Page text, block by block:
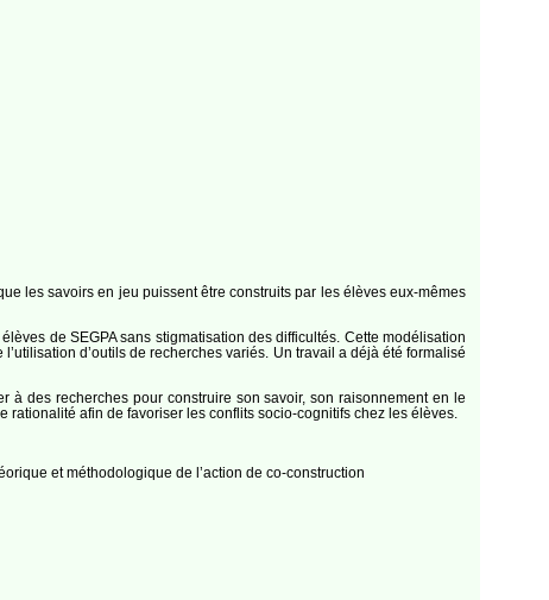
les savoirs en jeu puissent être construits par les élèves eux-mêmes
de SEGPA sans stigmatisation des difficultés. Cette modélisation
d’outils de recherches variés. Un travail a déjà été formalisé
à des recherches pour construire son savoir, son raisonnement en le
afin de favoriser les conflits socio-cognitifs chez les élèves.
et méthodologique de l’action de co-construction